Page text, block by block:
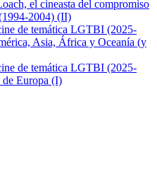
el cineasta del compromiso
2004) (II)
de temática LGTBI (2025-
Asia, África y Oceanía (y
de temática LGTBI (2025-
de Europa (I)